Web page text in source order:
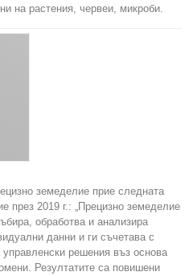
на растения, червеи, микроби.
земеделие прие следната
през 2019 г.: „Прецизно земеделие
обработва и анализира
данни и ги съчетава с
решения въз основа
Резултатите са повишени